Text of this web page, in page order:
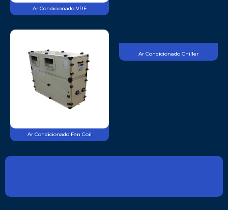
Ar Condicionado VRF
Ar Condicionado Fan Coil
Ar Condicionado Chiller